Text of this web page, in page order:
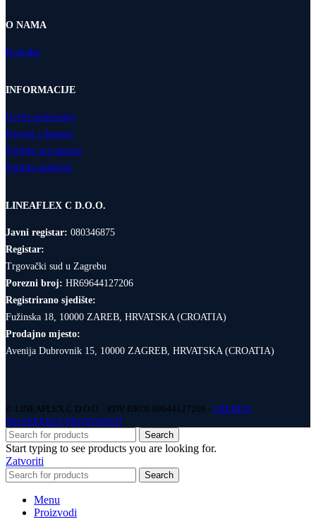
O NAMA
Kontakti
INFORMACIJE
Uvjeti poslovanja
Povrati i dostava
Politika privatnosti
Politika kolačića
LINEAFLEX C D.O.O.
Javni registar: 080346875
Registar:
Trgovački sud u Zagrebu
Porezni broj: HR69644127206
Registrirano sjedište:
Fužinska 18, 10000 ZAREB, HRVATSKA (CROATIA)
Prodajno mjesto:
Avenija Dubrovnik 15, 10000 ZAGREB, HRVATSKA (CROATIA)
© LINEAFLEX C D.O.O. - PDV BROJ 69644127206 - CREDITS
PREFERENCE PRIVATNOSTI
Search
Start typing to see products you are looking for.
Zatvoriti
Search
Menu
Proizvodi